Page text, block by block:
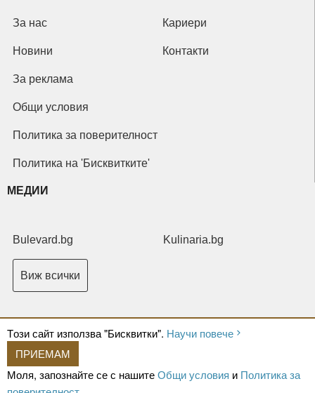
Tози сайт използва "Бисквитки". Научи повече
ПРИЕМАМ
Моля, запознайте се с нашитеОбщи условия и Политика за
За нас Кариери
Новини Контакти
За реклама
Общи условия
Политика за поверителност
Политика на 'Бисквитките'
МЕДИИ
Bulevard.bg Kulinaria.bg
Виж всички
Copyright © 2026 Ксениум ООД. Всички права запазени.
XeniumCompany.com